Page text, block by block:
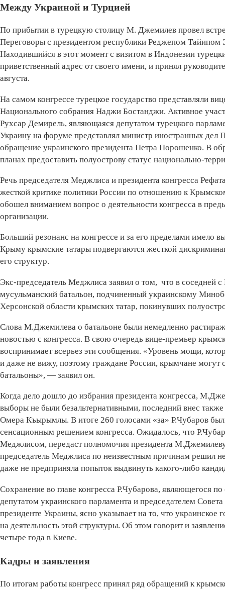
Между Украиной и Турцией
По прибытии в турецкую столицу М. Джемилев провел
Переговоры с президентом республики Реджепом Тайипом
Находившийся в этот момент с визитом в Индонезии
приветственный адрес от своего имени, и принял
августа.
На самом конгрессе турецкое государство представляли
Национального собрания Наджи Бостанджи. Активное
Рухсар Демирель, являющаяся депутатом турецкого
Украину на форуме представлял министр иностранных дел
обращение украинского президента Петра Порошенко. В
планах предоставить полуострову статус национально-
Речь председателя Меджлиса и президента конгресса
жесткой критике политики России по отношению к
обошел вниманием вопрос о деятельности конгресса в
организации.
Больший резонанс на конгрессе и за его пределами
Крыму крымские татары подвергаются жесткой
его структур.
Экс-председатель Меджлиса заявил о том, что в соседней
мусульманский батальон, подчиненный украинскому
Херсонской области крымских татар, покинувших
Слова М.Джемилева о батальоне были немедленно
новостью с конгресса. В свою очередь вице-премьер
воспринимает всерьез эти сообщения. «Уровень мощи,
и даже не вижу, поэтому граждане России, крымчане могут
батальоны», — заявил он.
Когда дело дошло до избрания президента конгресса,
выборы не были безальтернативными, последний внес
Омера Къырымлы. В итоге 260 голосами «за» Р.Чубаров
сенсационным решением конгресса. Ожидалось, что
Меджлисом, передаст полномочия президента
председатель Меджлиса по неизвестным причинам решил
даже не предприняла попыток выдвинуть какого-либо
Сохранение во главе конгресса Р.Чубарова, являющегося
депутатом украинского парламента и председателем
президенте Украины, ясно указывает на то, что украинское
на деятельность этой структуры. Об этом говорит и
четыре года в Киеве.
Кадры и заявления
По итогам работы конгресс принял ряд обращений к